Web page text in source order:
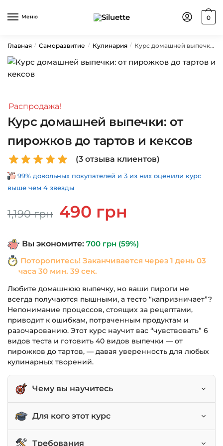
Меню 0
Главная / Саморазвитие / Кулинария / Курс домашней выпечки: от пирожков до тартов и кексов
Распродажа!
Курс домашней выпечки: от
пирожков до тартов и кексов
(3отзыва клиентов)
99% довольных покупателей и 3 из них оценили курс
выше чем 4 звезды
1,190грн
Первоначальная
цена
1,190 грн.
490 грн
Вы экономите: 700 грн (59%)
Поторопитесь! Заканчивается через 1 день 03
часа 30 мин. 39 сек.
Любите домашнюю выпечку, но ваши пироги не
всегда получаются пышными, а тесто “капризничает”?
Непонимание процессов, стоящих за рецептами,
приводит к ошибкам, потраченным продуктам и
разочарованию. Этот курс научит вас “чувствовать” 6
видов теста и готовить 40 видов выпечки — от
пирожков до тартов, — давая уверенность для любых
кулинарных творений.
Чему вы научитесь
Работать с 6 видами теста (дрожжевое,
Готовить более 40 видов выпечки: пироги,
Для кого этот курс
Начинающие кулинары, которые хотят освоить
Требования